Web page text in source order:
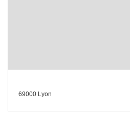
69000 Lyon